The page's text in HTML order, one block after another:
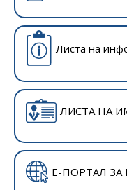
Листа на
ЛИСТА НА
Е-ПОРТАЛ ЗА